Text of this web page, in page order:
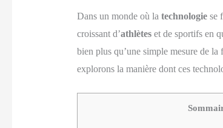
Dans un monde où la technologiese
croissant d’athlèteset de sportifs en
bien plus qu’une simple mesure de la
explorons la manière dont ces